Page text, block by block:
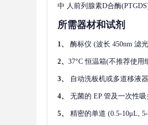
中 人前列腺素D合酶
所需器材和试剂
1、 酶标仪 (波长 450nm 滤
2、 37°C 恒温箱(不推荐使用
3、 自动洗板机或多道移液器
4、 无菌的 EP 管及一次性吸
5、 精密的单道 (0.5-10μL,